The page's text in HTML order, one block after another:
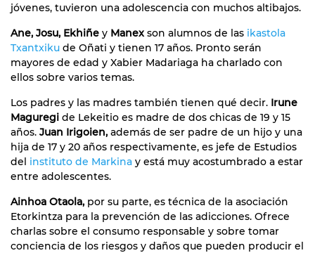
jóvenes, tuvieron una adolescencia con muchos altibajos.
Ane, Josu, Ekhiñe y Manexson alumnos de las ikastola
Txantxiku de Oñati y tienen 17 años. Pronto serán
mayores de edad y Xabier Madariaga ha charlado con
ellos sobre varios temas.
Los padres y las madres también tienen qué decir. Irune
Maguregi de Lekeitio es madre de dos chicas de 19 y 15
años. Juan Irigoien, además de ser padre de un hijo y una
hija de 17 y 20 años respectivamente, es jefe de Estudios
del instituto de Markina y está muy acostumbrado a estar
entre adolescentes.
Ainhoa Otaola, por su parte, es técnica de la asociación
Etorkintza para la prevención de las adicciones. Ofrece
charlas sobre el consumo responsable y sobre tomar
conciencia de los riesgos y daños que pueden producir el